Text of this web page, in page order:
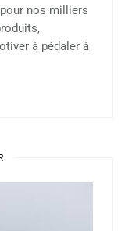
nos milliers
à pédaler à